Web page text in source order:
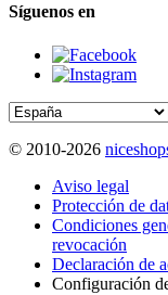
Síguenos en
© 2010-2026
Aviso legal
Protección de
Condiciones
revocación
Declaración de
Configuración